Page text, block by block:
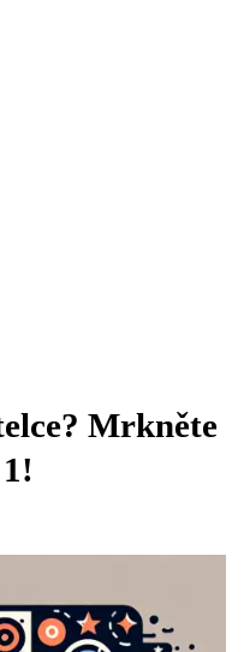
Mrkněte